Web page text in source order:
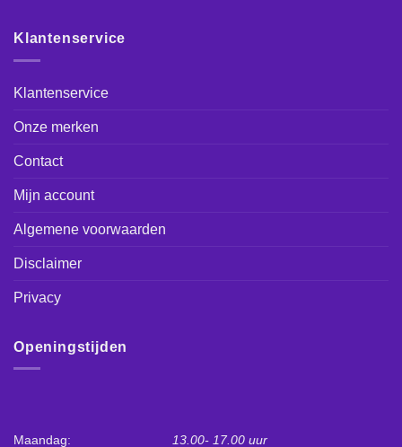
Klantenservice
Klantenservice
Onze merken
Contact
Mijn account
Algemene voorwaarden
Disclaimer
Privacy
Openingstijden
Maandag: 13.00- 17.00 uur